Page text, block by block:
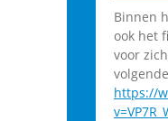
Binnen
ook het
voor
https://